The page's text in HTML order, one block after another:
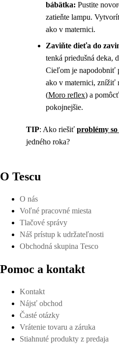
bábätka: Pustite
zatieňte lampu.
ako v maternici.
Zaviňte dieťa do
tenká priedušná deka,
Cieľom je napodobniť
ako v maternici, znížiť
(Moro reflex) a
pokojnejšie.
TIP: Ako riešiť problémy
jedného roka?
O Tescu
O nás
Voľné pracovné miesta
Tlačové správy
Náš prístup k udržateľnosti
Obchodná skupina Tesco
Pomoc a kontakt
Kontakt
Nájsť obchod
Časté otázky
Vrátenie tovaru a záruka
Stiahnuté produkty z predaja